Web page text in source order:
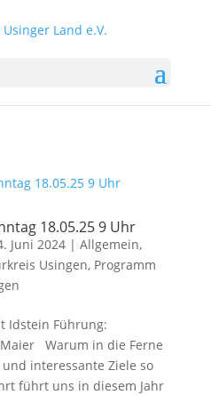
18.05.25 9 Uhr
Juni 2024| Allgemein,
Usingen, Programm
Führung:
Warum in die Ferne
interessante Ziele so
führt uns in diesem Jahr